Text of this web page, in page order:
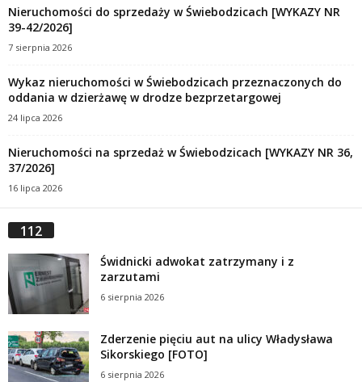
Nieruchomości do sprzedaży w Świebodzicach [WYKAZY NR
39-42/2026]
7 sierpnia 2026
Wykaz nieruchomości w Świebodzicach przeznaczonych do
oddania w dzierżawę w drodze bezprzetargowej
24 lipca 2026
Nieruchomości na sprzedaż w Świebodzicach [WYKAZY NR 36,
37/2026]
16 lipca 2026
112
Świdnicki adwokat zatrzymany i z
zarzutami
6 sierpnia 2026
Zderzenie pięciu aut na ulicy Władysława
Sikorskiego [FOTO]
6 sierpnia 2026